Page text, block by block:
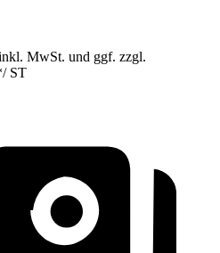
MwSt. und ggf. zzgl.
/ ST